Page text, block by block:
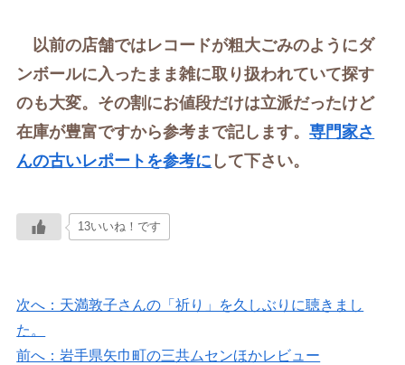
以前の店舗ではレコードが粗大ごみのようにダ
ンボールに入ったまま雑に取り扱われていて探す
のも大変。その割にお値段だけは立派だったけど
在庫が豊富ですから参考まで記します。専門家さ
んの古いレポートを参考に して下さい。
13いいね！です
次へ：天満敦子さんの「祈り」を久しぶりに聴きまし
た。
前へ：岩手県矢巾町の三共ムセンほかレビュー